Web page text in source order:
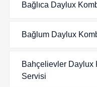
Bağlıca Daylux
Bağlum Daylux
Bahçelievler Daylux
Servisi